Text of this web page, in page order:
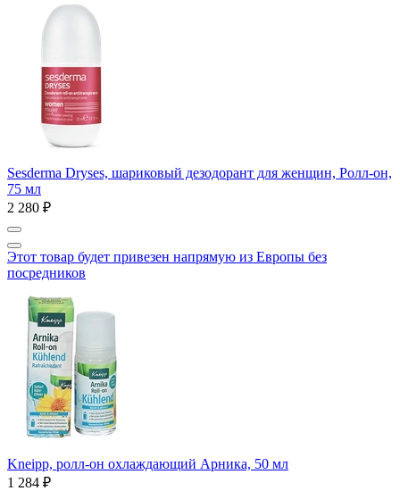
Sesderma Dryses, шариковый дезодорант для женщин, Ролл-он,
75 мл
2 280 ₽
Этот товар будет привезен напрямую из Европы без
посредников
Kneipp, ролл-он охлаждающий Арника, 50 мл
1 284 ₽